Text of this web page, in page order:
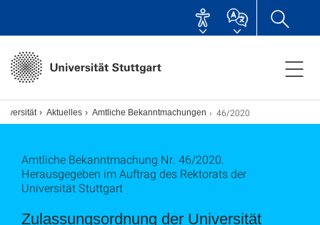
Aktuelles Amtliche Bekanntmachungen 46/2020
Amtliche Bekanntmachung Nr. 46/2020.
Herausgegeben im Auftrag des Rektorats der
Universität Stuttgart
Zulassungsordnung der Universität